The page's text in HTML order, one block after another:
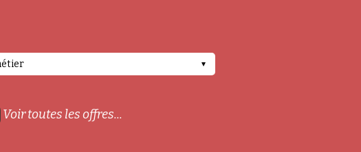
Voir toutes les offres...